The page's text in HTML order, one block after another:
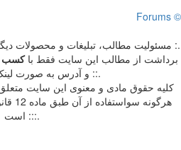
Forums ©
.: مسئوليت مطالب، تبليغات و محصولات ديگر سايتها به عهده خودشان است :.
.:: برداشت از مطالب اين سايت فقط باکسب
و آدرس به صورت لینک بلامانع است ::.
است :::.